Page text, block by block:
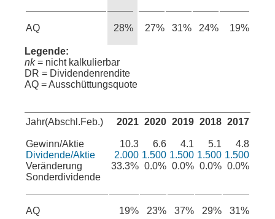
AQ 28% 27% 31% 24% 19%
Legende:
nk= nicht kalkulierbar
DR = Dividendenrendite
AQ = Ausschüttungsquote
Jahr(Abschl.Feb.)
Gewinn/Aktie
Dividende/Aktie
Veränderung
Sonderdividende
AQ
2021
10.3
2.000
33.3%
19%
2020
6.6
1.500
0.0%
23%
2019
4.1
1.500
0.0%
37%
2018
5.1
1.500
0.0%
29%
2017
4.8
1.500
0.0%
31%